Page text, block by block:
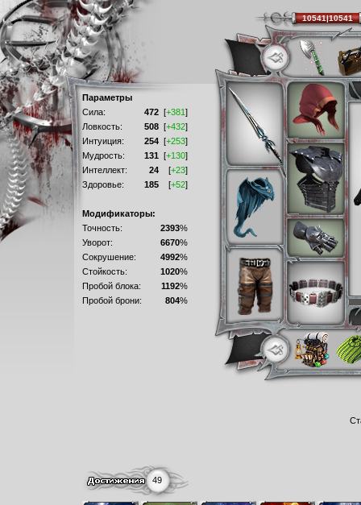
Параметры
Сила:
472 [+381]
Ловкость:
508 [+432]
Интуиция:
254 [+253]
Мудрость:
131 [+130]
Интеллект:
24 [+23]
Здоровье:
185 [+52]
Модификаторы:
Точность:
2393%
Уворот:
6670%
Сокрушение:
4992%
Стойкость:
1020%
Пробой блока:
1192%
Пробой брони:
804%
49
10541|10541